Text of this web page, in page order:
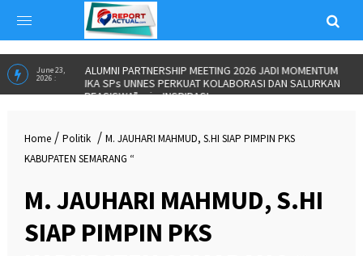
June 23,
2026 :
ALUMNI PARTNERSHIP MEETING 2026 JADI MOMENTUM
IKA SPs UNNES PERKUAT KOLABORASI DAN SALURKAN
BEASISWA”inINSPIRASI
Home / Politik / M. JAUHARI MAHMUD, S.HI SIAP PIMPIN PKS
KABUPATEN SEMARANG “
M. JAUHARI MAHMUD, S.HI
SIAP PIMPIN PKS